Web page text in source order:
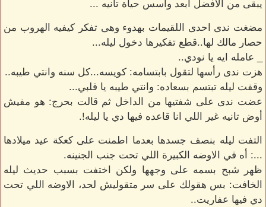
يبقى من الافضل أبعد وأسس حياة تانيه ...
مضغت ندى احدى اللقيمات بهدوء وهى تفكر كيفيه الهروب من
حصار مالك لها..قطع تفكيرها دخول ليله...
_ عامله ايه يا نودي..
هزت ندى رأسها لتقول بابتسامه: كويسه...كل سنه وانتي طيبه..
وقفت ليله تبتسم بسعاده: وانتي طيبه يا قلبي...
عضت ندى على شفتيها من الداخل ثم قالت بحرج: هو مفيش
أوض تانيه غير اللي انا قاعده فيها دي يا ليله!.
التفت ليله بنصف جسدها بعدما اطمنت على كعكة عيد ميلادها
...: أه في الاوضه الكبيرة اللي تحت جنب الجنينه.
ظهر شبح بسمه على وجهها ولكن اختفت بسبب حديث ليله
الخافت: بس هقولك على سر متقوليش لحد، الاوضه اللي تحت
دي فيها عفاريت..